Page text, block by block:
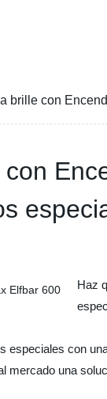
brille con
Haz
especiales con
mercado una